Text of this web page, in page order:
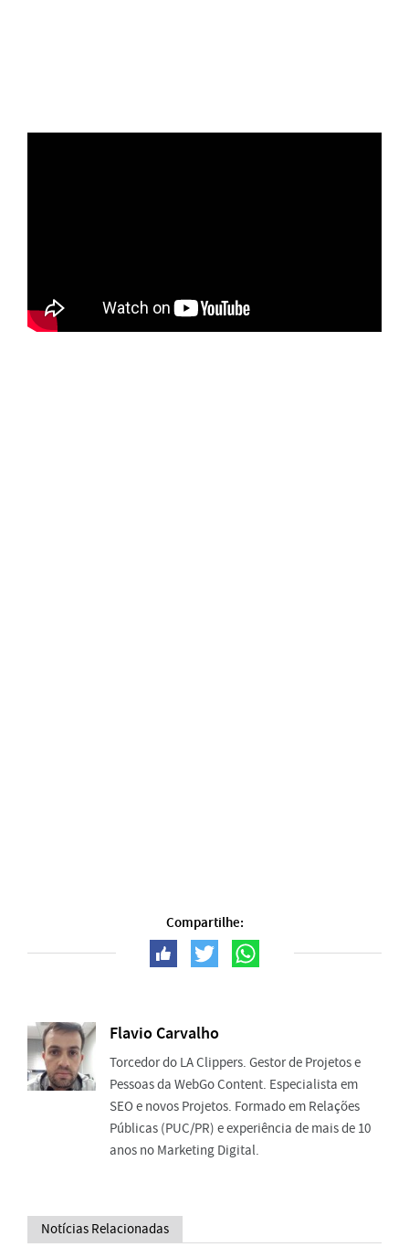
Compartilhe:
Flavio Carvalho
Torcedor do LA Clippers. Gestor de Projetos e
Pessoas da WebGo Content. Especialista em
SEO e novos Projetos. Formado em Relações
Públicas (PUC/PR) e experiência de mais de 10
anos no Marketing Digital.
Notícias Relacionadas